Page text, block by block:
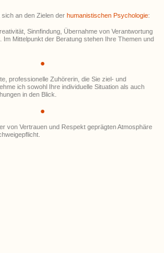
an den Zielen der humanistischen Psychologie:
Sinnfindung, Übernahme von Verantwortung
Im Mittelpunkt der Beratung stehen Ihre Themen und
●
professionelle Zuhörerin, die Sie ziel- und
ich sowohl Ihre individuelle Situation als auch
in den Blick.
●
von Vertrauen und Respekt geprägten Atmosphäre